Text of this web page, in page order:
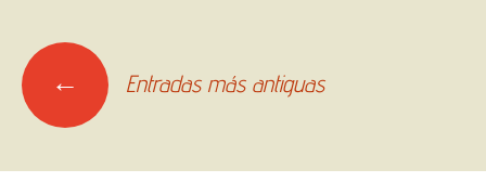
← Entradas más antiguas